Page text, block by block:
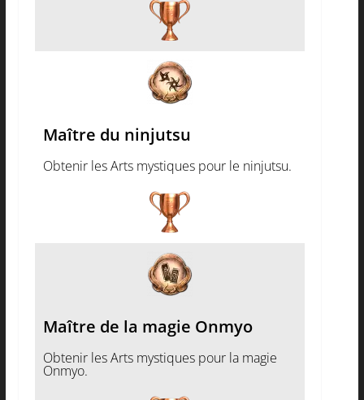
Maître du ninjutsu
Obtenir les Arts mystiques pour le ninjutsu.
Maître de la magie Onmyo
Obtenir les Arts mystiques pour la magie
Onmyo.